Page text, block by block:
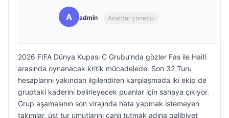
A admin Anahtar yönetici
2026 FIFA Dünya Kupası C Grubu’nda gözler Fas ile Haiti
arasında oynanacak kritik mücadelede. Son 32 Turu
hesaplarını yakından ilgilendiren karşılaşmada iki ekip de
gruptaki kaderini belirleyecek puanlar için sahaya çıkıyor.
Grup aşamasının son virajında hata yapmak istemeyen
takımlar, üst tur umutlarını canlı tutmak adına galibiyet